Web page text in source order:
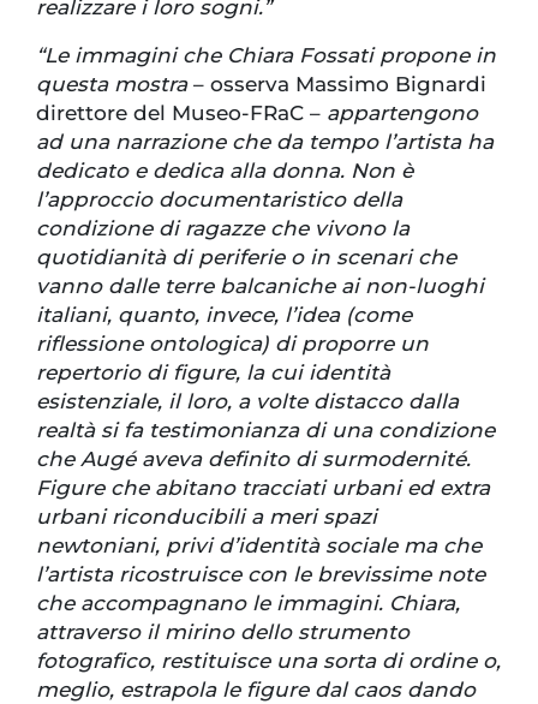
realizzare i loro sogni.”
“Le immagini che Chiara Fossati propone in
questa mostra – osserva Massimo Bignardi
direttore del Museo-FRaC – appartengono
ad una narrazione che da tempo l’artista ha
dedicato e dedica alla donna. Non è
l’approccio documentaristico della
condizione di ragazze che vivono la
quotidianità di periferie o in scenari che
vanno dalle terre balcaniche ai non-luoghi
italiani, quanto, invece, l’idea (come
riflessione ontologica) di proporre un
repertorio di figure, la cui identità
esistenziale, il loro, a volte distacco dalla
realtà si fa testimonianza di una condizione
che Augé aveva definito di surmodernité.
Figure che abitano tracciati urbani ed extra
urbani riconducibili a meri spazi
newtoniani, privi d’identità sociale ma che
l’artista ricostruisce con le brevissime note
che accompagnano le immagini. Chiara,
attraverso il mirino dello strumento
fotografico, restituisce una sorta di ordine o,
meglio, estrapola le figure dal caos dando